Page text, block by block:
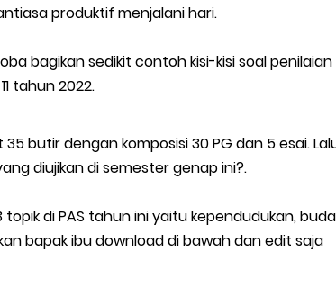
Menaklukkan Soal TKA Geografi [Wajib Baca]
produktif menjalani hari.
bagikan sedikit contoh kisi-kisi soal penilaian
tahun 2022.
butir dengan komposisi 30 PG dan 5 esai.
diujikan di semester genap ini?.
di PAS tahun ini yaitu kependudukan,
bapak ibu download di bawah dan edit saja